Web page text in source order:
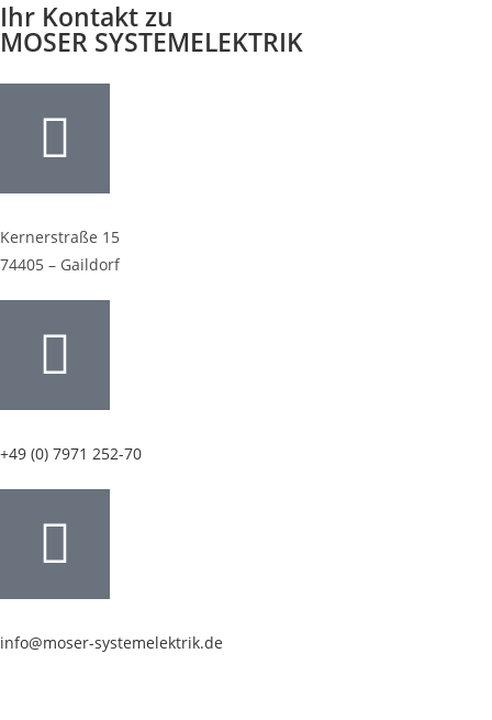
Ihr Kontakt zu
MOSER SYSTEMELEKTRIK
Kernerstraße 15
74405 – Gaildorf
+49 (0) 7971 252-70
info@moser-systemelektrik.de